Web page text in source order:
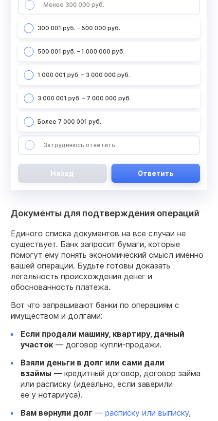
Менее 300 000 руб.
300 001 руб. – 500 000 руб.
500 001 руб. – 1 000 000 руб.
1 000 001 руб. – 3 000 000 руб.
3 000 001 руб. – 7 000 000 руб.
Более 7 000 001 руб.
Затрудняюсь ответить
Назад Ответить
Документы для подтверждения операций
Единого списка документов на все случаи не
существует. Банк запросит бумаги, которые
помогут ему понять экономический смысл именно
вашей операции. Будьте готовы доказать
легальность происхождения денег и
обоснованность платежа.
Вот что запрашивают банки по операциям с
имуществом и долгами:
Если продали машину, квартиру, дачный
участок — договор купли-продажи.
Взяли деньги в долг или сами дали
взаймы — кредитный договор, договор займа
или расписку (идеально, если заверили
ее у нотариуса).
Вам вернули долг — расписку или выписку,